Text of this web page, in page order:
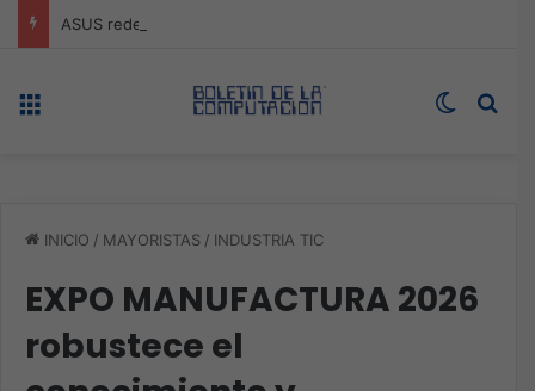
Switch
INICIO / MAYORISTAS / INDUSTRIA TIC
EXPO MANUFACTURA 2026
robustece el